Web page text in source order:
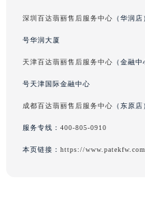
深圳百达翡丽售后服务中心 （华润
号华润大厦
天津百达翡丽售后服务中心 （金融
号天津国际金融中心
成都百达翡丽售后服务中心 （东原
服务专线： 400-805-0910
本页链接： https://